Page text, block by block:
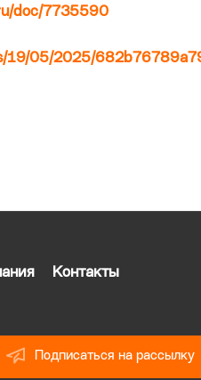
doc/7735590
19/05/2025/
Контакты
Подписаться на рассылку